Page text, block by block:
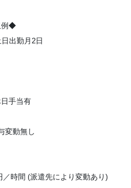
例◆
出勤月2日
手当有
変動無し
時間 (派遣先により変動あり)